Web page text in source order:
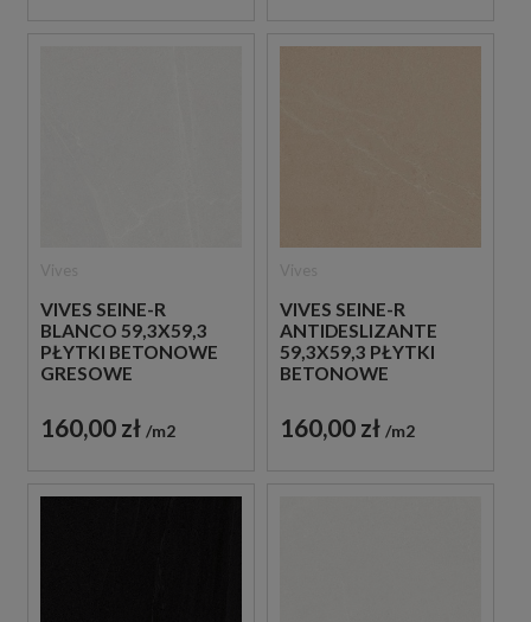
VIVES SEINE-R
BLANCO 59,3X59,3
PŁYTKI BETONOWE
GRESOWE
160,00 zł m2
VIVES SEINE-R
ANTIDESLIZANTE
59,3X59,3 PŁYTKI
BETONOWE
160,00 zł m2